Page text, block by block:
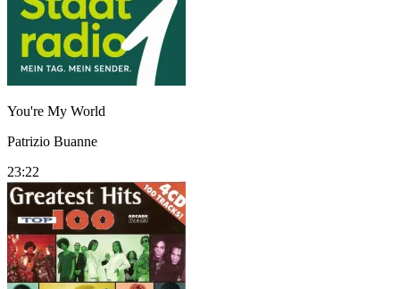
You're My World
Patrizio Buanne
23:22